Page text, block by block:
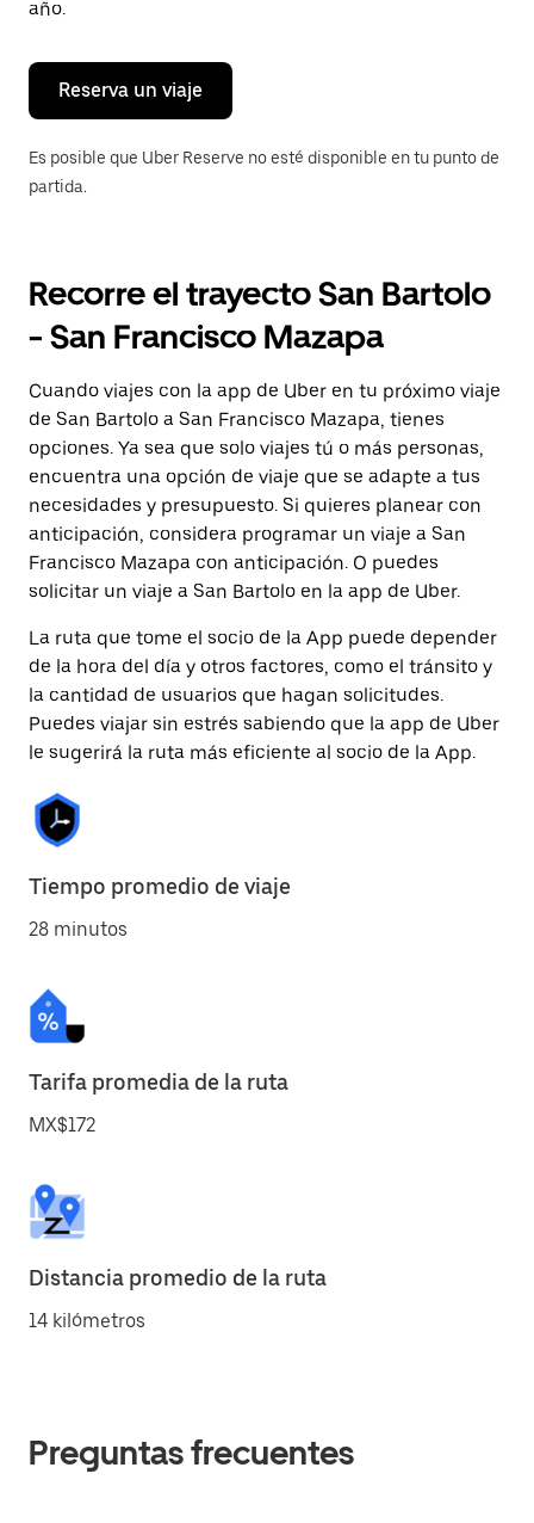
calendario.
año.
Reserva un viaje
Es posible que Uber Reserve no esté disponible en tu punto de
partida.
Recorre el trayecto San Bartolo
- San Francisco Mazapa
Cuando viajes con la app de Uber en tu próximo viaje
de San Bartolo a San Francisco Mazapa, tienes
opciones. Ya sea que solo viajes tú o más personas,
encuentra una opción de viaje que se adapte a tus
necesidades y presupuesto. Si quieres planear con
anticipación, considera programar un viaje a San
Francisco Mazapa con anticipación. O puedes
solicitar un viaje a San Bartolo en la app de Uber.
La ruta que tome el socio de la App puede depender
de la hora del día y otros factores, como el tránsito y
la cantidad de usuarios que hagan solicitudes.
Puedes viajar sin estrés sabiendo que la app de Uber
le sugerirá la ruta más eficiente al socio de la App.
Tiempo promedio de viaje
28 minutos
Tarifa promedia de la ruta
MX$172
Distancia promedio de la ruta
14 kilómetros
Preguntas frecuentes